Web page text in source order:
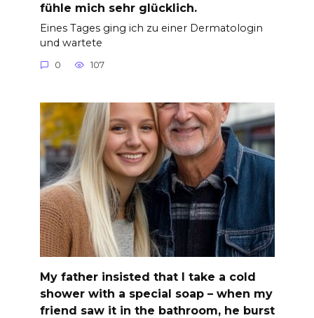
fühle mich sehr glücklich.
Eines Tages ging ich zu einer Dermatologin
und wartete
0 107
My father insisted that I take a cold
shower with a special soap – when my
friend saw it in the bathroom, he burst